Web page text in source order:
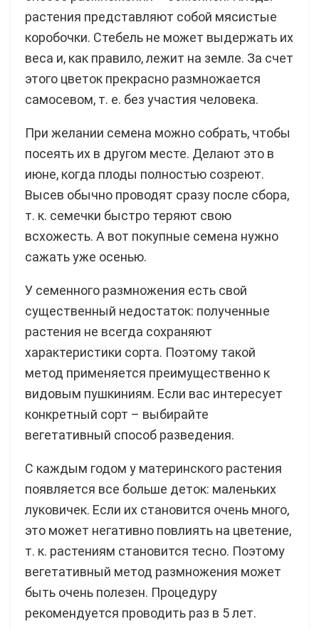
растения представляют собой мясистые
коробочки. Стебель не может выдержать их
веса и, как правило, лежит на земле. За счет
этого цветок прекрасно размножается
самосевом, т. е. без участия человека.
При желании семена можно собрать, чтобы
посеять их в другом месте. Делают это в
июне, когда плоды полностью созреют.
Высев обычно проводят сразу после сбора,
т. к. семечки быстро теряют свою
всхожесть. А вот покупные семена нужно
сажать уже осенью.
У семенного размножения есть свой
существенный недостаток: полученные
растения не всегда сохраняют
характеристики сорта. Поэтому такой
метод применяется преимущественно к
видовым пушкиниям. Если вас интересует
конкретный сорт – выбирайте
вегетативный способ разведения.
С каждым годом у материнского растения
появляется все больше деток: маленьких
луковичек. Если их становится очень много,
это может негативно повлиять на цветение,
т. к. растениям становится тесно. Поэтому
вегетативный метод размножения может
быть очень полезен. Процедуру
рекомендуется проводить раз в 5 лет.